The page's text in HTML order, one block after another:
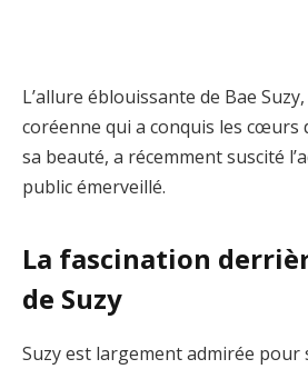
L’allure éblouissante de Bae
coréenne qui a conquis les cœurs
sa beauté, a récemment suscité
public émerveillé.
La fascination
de Suzy
Suzy est largement admirée pour